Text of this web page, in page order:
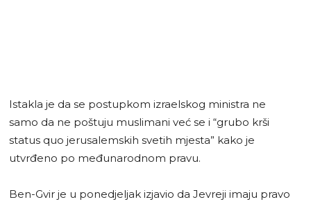
Istakla je da se postupkom izraelskog ministra ne
samo da ne poštuju muslimani već se i “grubo krši
status quo jerusalemskih svetih mjesta” kako je
utvrđeno po međunarodnom pravu.
Ben-Gvir je u ponedjeljak izjavio da Jevreji imaju pravo